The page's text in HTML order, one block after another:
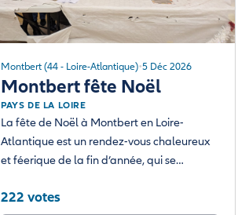
Montbert (44 - Loire-Atlantique) 5 Déc 2026
Montbert fête Noël
PAYS DE LA LOIRE
La fête de Noël à Montbert en Loire-
Atlantique est un rendez-vous chaleureux
et féerique de la fin d’année, qui se…
222 votes